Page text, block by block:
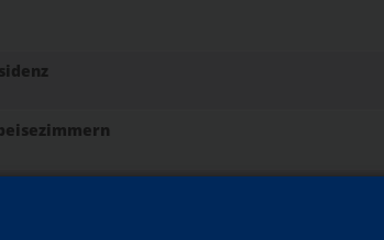
Kindern im Kindergarten- und Grundschulalter